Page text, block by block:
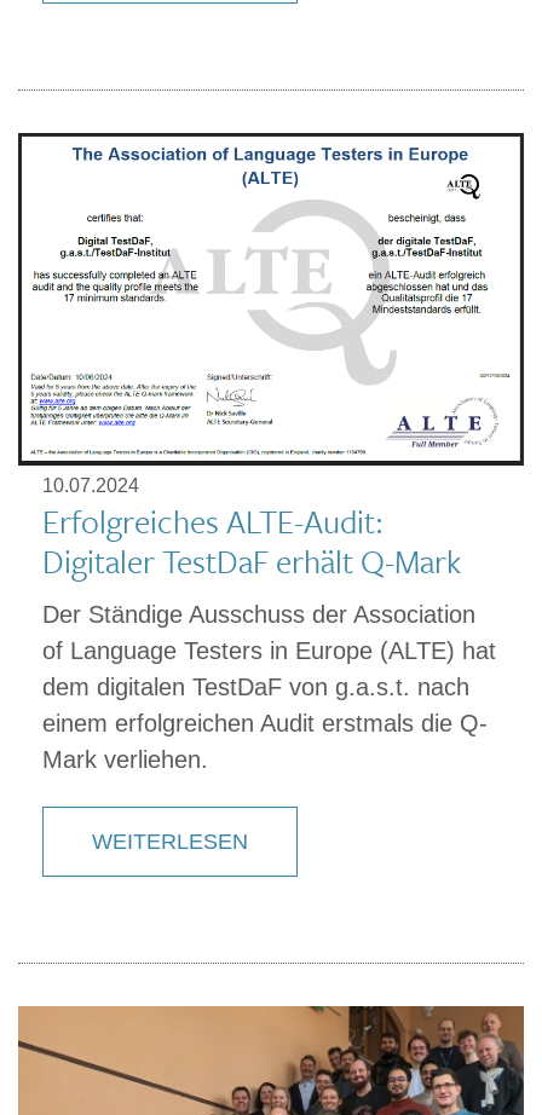
10.07.2024
Erfolgreiches ALTE-Audit:
Digitaler TestDaF erhält Q-Mark
Der Ständige Ausschuss der Association
of Language Testers in Europe (ALTE) hat
dem digitalen TestDaF von g.a.s.t. nach
einem erfolgreichen Audit erstmals die Q-
Mark verliehen.
WEITERLESEN